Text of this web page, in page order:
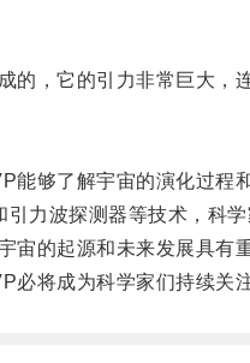
，它的引力非常巨大，连
够了解宇宙的演化过程和
波探测器等技术，科学
的起源和未来发展具有
将成为科学家们持续关注